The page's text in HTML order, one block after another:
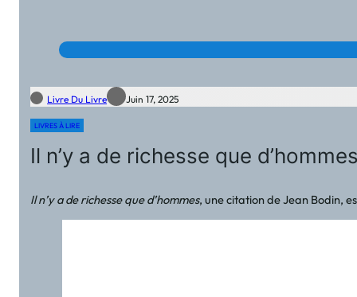
Livre Du Livre Juin 17, 2025
LIVRES À LIRE
Il n’y a de richesse que
Il n’y a de richesse que d’hommes, une citation de Jean Bodin,